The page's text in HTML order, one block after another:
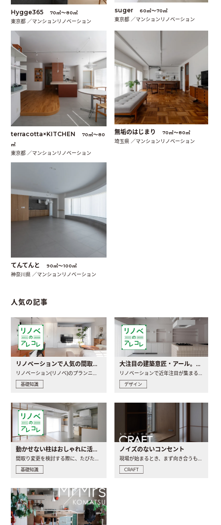
Hygge365 70㎡〜80㎡
東京都 ／マンションリノベーション
suger 60㎡〜70㎡
東京都 ／マンションリノベーション
terracotta×KITCHEN
70㎡〜80
㎡
東京都 ／マンションリノベーション
無垢のはじまり 70㎡〜80㎡
埼玉県 ／マンションリノベーション
てんてんと 90㎡〜100㎡
神奈川県 ／マンションリノベーション
人気の記事
リノベーションで人気の間取りとは？トレンドの間取りと実例を徹底解説
リノベーション(リノベ)のプランニングで一番最初に決めるのは..
基礎知識
大注目の建築意匠・アール。人気の理由と空間に取り入れるポイント
リノベーションで近年注目が集まる建築意匠の一つであるアール..
デザイン
動かせない柱はおしゃれに活用！柱を魅せるリノベーション(リノベ)4選
間取り変更を検討する際に、たびたび皆さんの頭を悩ませる動か..
基礎知識
ノイズのないコンセント
現場が始まるとき、まず向き合うものの一つがコンセントです..
CRAFT